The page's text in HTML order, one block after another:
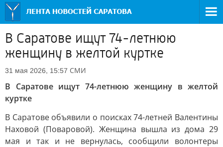
В Саратове ищут 74-летнюю
женщину в желтой куртке
31 мая 2026, 15:57 СМИ
В Саратове ищут 74-летнюю женщину в желтой
куртке
В Саратове объявили о поисках 74-летней Валентины
Наховой (Поваровой). Женщина вышла из дома 29
мая и так и не вернулась, сообщили волонтеры